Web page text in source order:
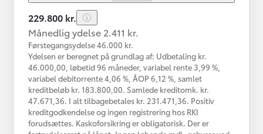
229.800 kr.
Månedlig ydelse 2.411 kr.
Førstegangsydelse 46.000 kr.
Ydelsen er beregnet på grundlag af: Udbetaling kr.
46.000,00, løbetid 96 måneder, variabel rente 3,99 %,
variabel debitorrente 4,06 %, ÅOP 6,12 %, samlet
kreditbeløb kr. 183.800,00. Samlede kreditomk. kr.
47.671,36. I alt tilbagebetales kr. 231.471,36. Positiv
kreditgodkendelse og ingen registrering hos RKI
forudsættes. Kaskoforsikring er obligatorisk. Der er